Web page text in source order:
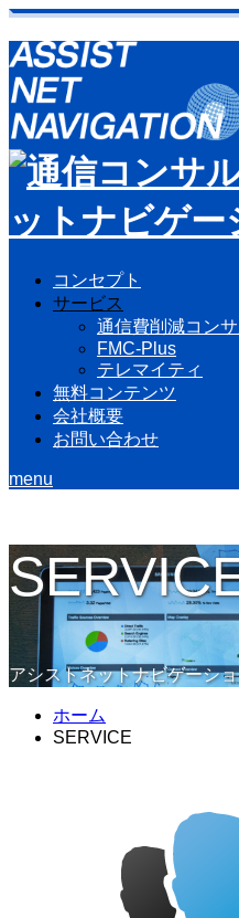
コンセプト
サービス
通信費削減コン
FMC-Plus
テレマイティ
無料コンテンツ
会社概要
お問い合わせ
menu
アシストネットナビゲーシ
ホーム
SERVICE